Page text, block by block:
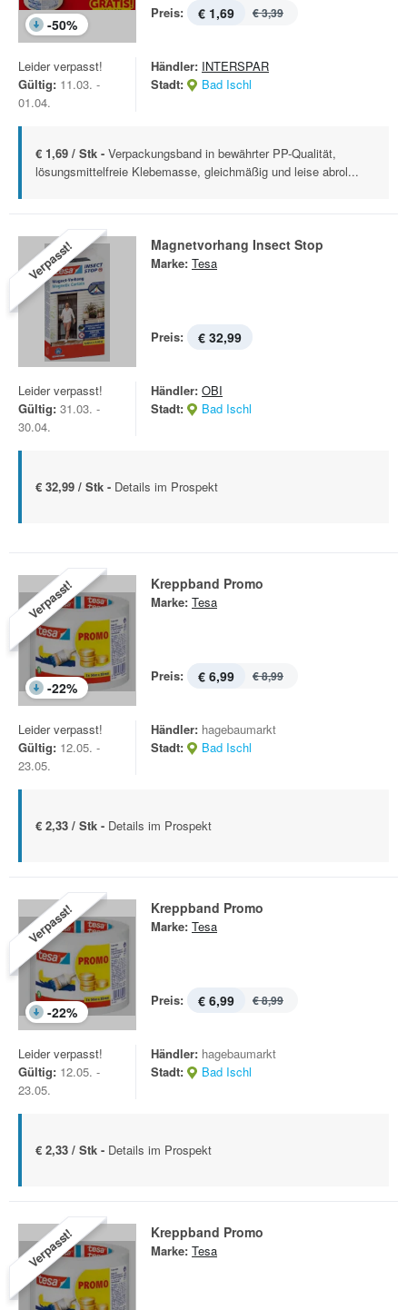
-50%
Preis: € 1,69 € 3,39
Leider verpasst!
Gültig: 11.03. -
01.04.
Händler: INTERSPAR
Stadt:
Bad Ischl
€ 1,69 / Stk - Verpackungsband in bewährter PP-Qualität,
lösungsmittelfreie Klebemasse, gleichmäßig und leise abrol...
Verpasst! Magnetvorhang Insect Stop
Marke: Tesa
Preis: € 32,99
Leider verpasst!
Gültig: 31.03. -
30.04.
Händler: OBI
Stadt:
Bad Ischl
€ 32,99 / Stk - Details im Prospekt
Verpasst!
-22%
Kreppband Promo
Marke: Tesa
Preis: € 6,99 € 8,99
Leider verpasst!
Gültig: 12.05. -
23.05.
Händler: hagebaumarkt
Stadt:
Bad Ischl
€ 2,33 / Stk - Details im Prospekt
Verpasst!
-22%
Kreppband Promo
Marke: Tesa
Preis: € 6,99 € 8,99
Leider verpasst!
Gültig: 12.05. -
23.05.
Händler: hagebaumarkt
Stadt:
Bad Ischl
€ 2,33 / Stk - Details im Prospekt
Verpasst! Kreppband Promo
Marke: Tesa